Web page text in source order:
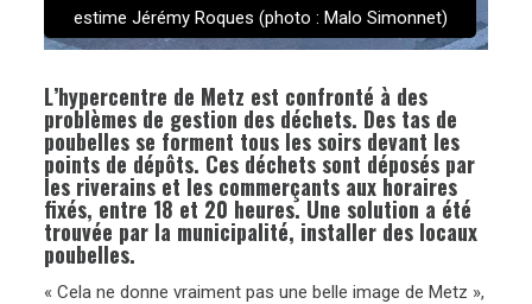
estime Jérémy Roques (photo : Malo Simonnet)
L’hypercentre de Metz est confronté à des
problèmes de gestion des déchets. Des tas de
poubelles se forment tous les soirs devant les
points de dépôts. Ces déchets sont déposés par
les riverains et les commerçants aux horaires
fixés, entre 18 et 20 heures. Une solution a été
trouvée par la municipalité, installer des locaux
poubelles.
« Cela ne donne vraiment pas une belle image de Metz »,